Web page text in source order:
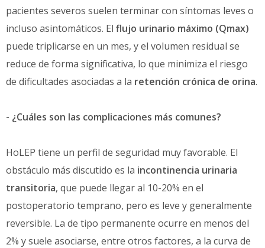
pacientes severos suelen terminar con síntomas leves o
incluso asintomáticos. El flujo urinario máximo (Qmax)
puede triplicarse en un mes, y el volumen residual se
reduce de forma significativa, lo que minimiza el riesgo
de dificultades asociadas a la retención crónica de orina.
- ¿Cuáles son las complicaciones más comunes?
HoLEP tiene un perfil de seguridad muy favorable. El
obstáculo más discutido es la incontinencia urinaria
transitoria, que puede llegar al 10-20% en el
postoperatorio temprano, pero es leve y generalmente
reversible. La de tipo permanente ocurre en menos del
2% y suele asociarse, entre otros factores, a la curva de